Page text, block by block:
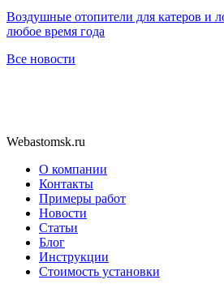
Воздушные отопители для катеров и
любое время года
Все новости
Webastomsk.ru
О компании
Контакты
Примеры работ
Новости
Статьи
Блог
Инструкции
Стоимость установки